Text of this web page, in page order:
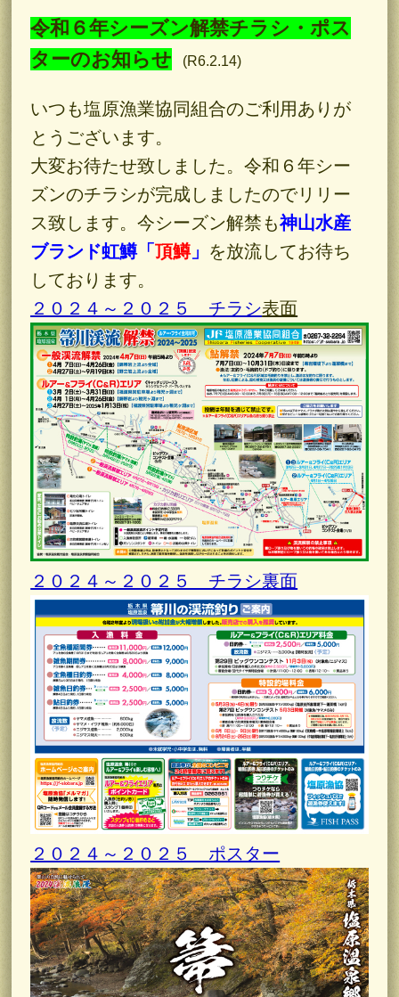
令和６年シーズン解禁チラシ・ポス
ターのお知らせ
(R6.2.14)
いつも塩原漁業協同組合のご利用ありが
とうございます。
大変お待たせ致しました。令和６年シー
ズンのチラシが完成しましたのでリリー
ス致します。今シーズン解禁も神山水産
ブランド虹鱒「頂鱒」 を放流してお待ち
しております。
２０２４～２０２５ チラシ表面
２０２４～２０２５ チラシ裏面
２０２４～２０２５ ポスター